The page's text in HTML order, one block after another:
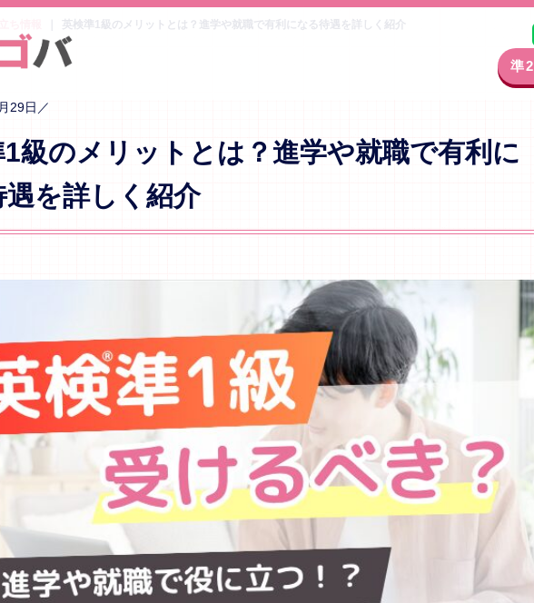
準
英検準1級のメリットとは？進学や就職で有利になる待遇を詳しく紹介
29日／
級のメリットとは？進学や就職で有利に
遇を詳しく紹介